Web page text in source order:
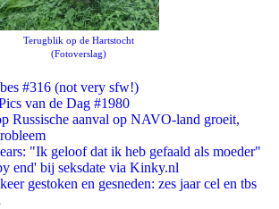
Terugblik op de Hartstocht
(Fotoverslag)
#316 (not very sfw!)
van de Dag #1980
Russische aanval op NAVO-land groeit,
"Ik geloof dat ik heb gefaald als moeder"
end' bij seksdate via Kinky.nl
gestoken en gesneden: zes jaar cel en tbs